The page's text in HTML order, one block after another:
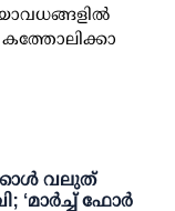
വലുത്
‘മാര്‍ച്ച് ഫോര്‍